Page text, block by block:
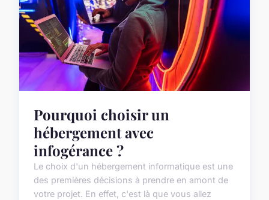
Pourquoi choisir un
hébergement avec
infogérance ?
Le choix d'un hébergement informatique est une
des premières décisions à prendre en amont de
votre projet. En effet, c'est là que vous allez